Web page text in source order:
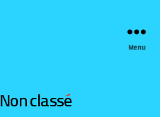
Menu
Non classé